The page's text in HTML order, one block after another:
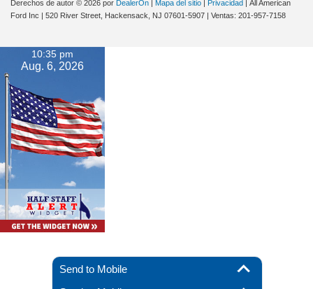
Derechos de autor © 2026 por DealerOn Mapa del sitio Privacidad | All American
Ford Inc
520 River Street, Hackensack, NJ 07601-5907 | Ventas: 201-957-7158
10:35 pm
Aug. 6, 2026
Send to Mobile